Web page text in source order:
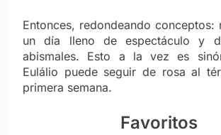
Entonces, redondeando conceptos:
un día lleno de espectáculo y
abismales. Esto a la vez es
Eulálio puede seguir de rosa al
primera semana.
Favoritos